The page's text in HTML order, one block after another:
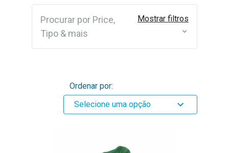
Procurar por Price,
Tipo & mais
Mostrar filtros
Ordenar por:
Selecione uma opção